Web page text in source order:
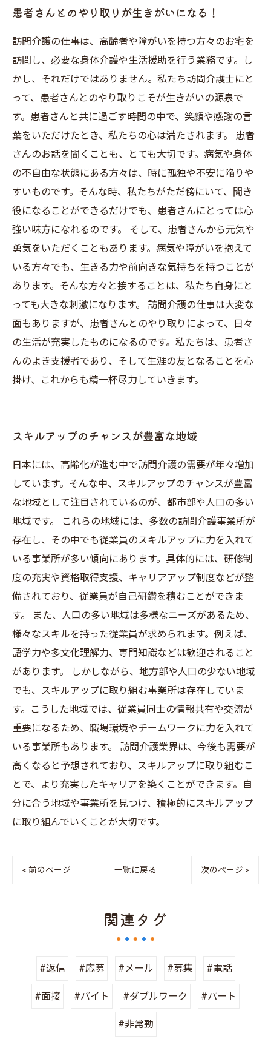
患者さんとのやり取りが生きがいになる！
訪問介護の仕事は、高齢者や障がいを持つ方々のお宅を
訪問し、必要な身体介護や生活援助を行う業務です。し
かし、それだけではありません。私たち訪問介護士にと
って、患者さんとのやり取りこそが生きがいの源泉で
す。患者さんと共に過ごす時間の中で、笑顔や感謝の言
葉をいただけたとき、私たちの心は満たされます。 患者
さんのお話を聞くことも、とても大切です。病気や身体
の不自由な状態にある方々は、時に孤独や不安に陥りや
すいものです。そんな時、私たちがただ傍にいて、聞き
役になることができるだけでも、患者さんにとっては心
強い味方になれるのです。 そして、患者さんから元気や
勇気をいただくこともあります。病気や障がいを抱えて
いる方々でも、生きる力や前向きな気持ちを持つことが
あります。そんな方々と接することは、私たち自身にと
っても大きな刺激になります。 訪問介護の仕事は大変な
面もありますが、患者さんとのやり取りによって、日々
の生活が充実したものになるのです。私たちは、患者さ
んのよき支援者であり、そして生涯の友となることを心
掛け、これからも精一杯尽力していきます。
スキルアップのチャンスが豊富な地域
日本には、高齢化が進む中で訪問介護の需要が年々増加
しています。そんな中、スキルアップのチャンスが豊富
な地域として注目されているのが、都市部や人口の多い
地域です。 これらの地域には、多数の訪問介護事業所が
存在し、その中でも従業員のスキルアップに力を入れて
いる事業所が多い傾向にあります。具体的には、研修制
度の充実や資格取得支援、キャリアアップ制度などが整
備されており、従業員が自己研鑽を積むことができま
す。 また、人口の多い地域は多様なニーズがあるため、
様々なスキルを持った従業員が求められます。例えば、
語学力や多文化理解力、専門知識などは歓迎されること
があります。 しかしながら、地方部や人口の少ない地域
でも、スキルアップに取り組む事業所は存在していま
す。こうした地域では、従業員同士の情報共有や交流が
重要になるため、職場環境やチームワークに力を入れて
いる事業所もあります。 訪問介護業界は、今後も需要が
高くなると予想されており、スキルアップに取り組むこ
とで、より充実したキャリアを築くことができます。自
分に合う地域や事業所を見つけ、積極的にスキルアップ
に取り組んでいくことが大切です。
< 前のページ 一覧に戻る 次のページ >
関連タグ
#返信 #応募 #メール #募集 #電話
#面接 #バイト #ダブルワーク #パート
#非常勤